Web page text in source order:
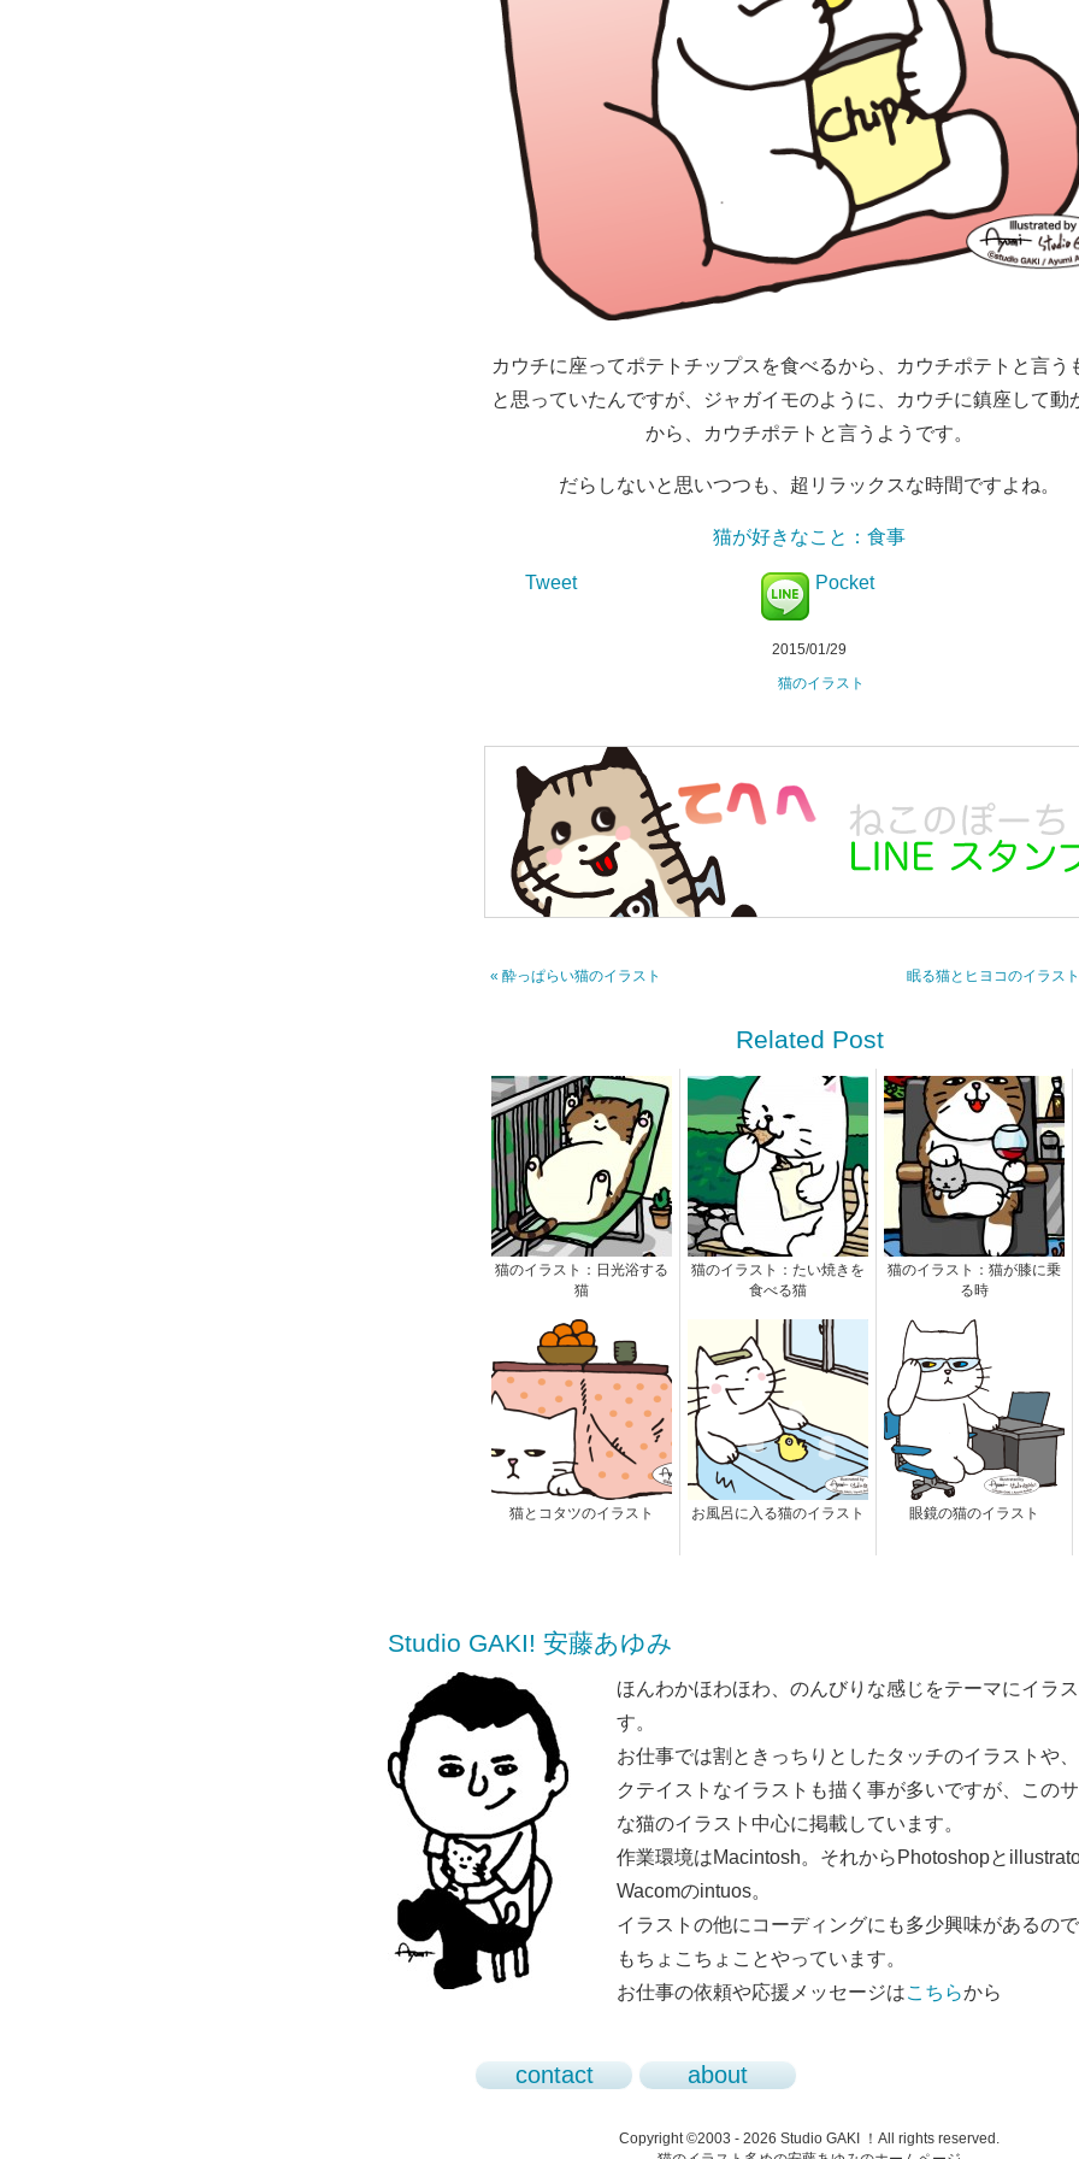
カウチに座ってポテトチップスを食べるから、カウチポテトと言う
と思っていたんですが、ジャガイモのように、カウチに鎮座して動
から、カウチポテトと言うようです。
だらしないと思いつつも、超リラックスな時間ですよね。
猫が好きなこと：食事
Tweet Pocket
2015/01/29
猫のイラスト
« 酔っぱらい猫のイラスト 眠る猫とヒヨコのイラス
Related Post
猫のイラスト：日光浴する
猫
猫のイラスト：たい焼きを
食べる猫
猫のイラスト：猫が膝に乗
る時
猫とコタツのイラスト お風呂に入る猫のイラスト 眼鏡の猫のイラスト
Studio GAKI! 安藤あゆみ
ほんわかほわほわ、のんびりな感じをテーマにイラ
す。
お仕事では割ときっちりとしたタッチのイラストや
クテイストなイラストも描く事が多いですが、この
な猫のイラスト中心に掲載しています。
作業環境はMacintosh。それからPhotoshopと
Wacomのintuos。
イラストの他にコーディングにも多少興味があるの
もちょこちょことやっています。
お仕事の依頼や応援メッセージはこちらから
contact about
Copyright ©2003 - 2026 Studio GAKI ！All rights reserved.